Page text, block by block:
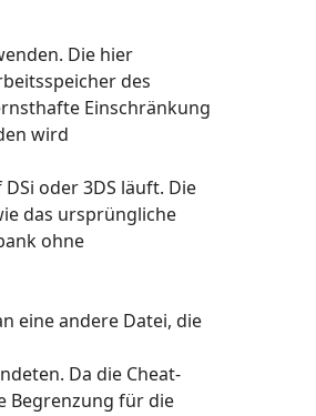
Die hier
des
Einschränkung
wird
oder 3DS läuft. Die
das ursprüngliche
ohne
eine andere Datei, die
Da die Cheat-
Begrenzung für die